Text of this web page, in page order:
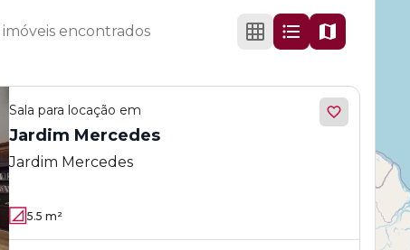
imóveis encontrados
Sala para locação em
Jardim Mercedes
Jardim Mercedes
5.5 m²